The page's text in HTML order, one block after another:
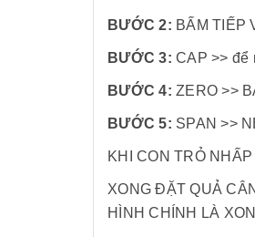
BƯỚC 2: BẤM TIẾP
BƯỚC 3: CAP >> để
BƯỚC 4: ZERO >>
BƯỚC 5: SPAN >>
KHI CON TRỎ
XONG ĐẶT QUẢ
HÌNH CHÍNH LÀ